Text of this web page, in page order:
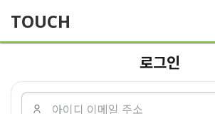
TOUCH
로그인